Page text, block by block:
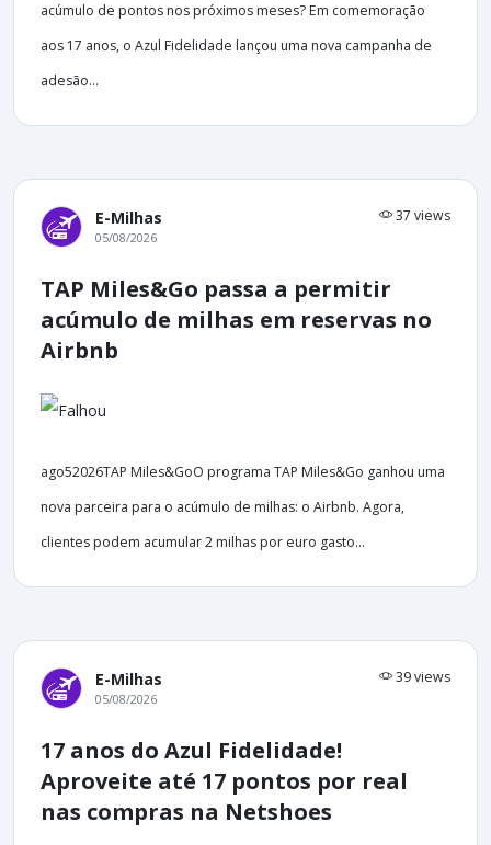
acúmulo de pontos nos próximos meses? Em comemoração
aos 17 anos, o Azul Fidelidade lançou uma nova campanha de
adesão...
E-Milhas 37 views
05/08/2026
TAP Miles&Go passa a permitir
acúmulo de milhas em reservas no
Airbnb
ago52026TAP Miles&GoO programa TAP Miles&Go ganhou uma
nova parceira para o acúmulo de milhas: o Airbnb. Agora,
clientes podem acumular 2 milhas por euro gasto...
E-Milhas 39 views
05/08/2026
17 anos do Azul Fidelidade!
Aproveite até 17 pontos por real
nas compras na Netshoes